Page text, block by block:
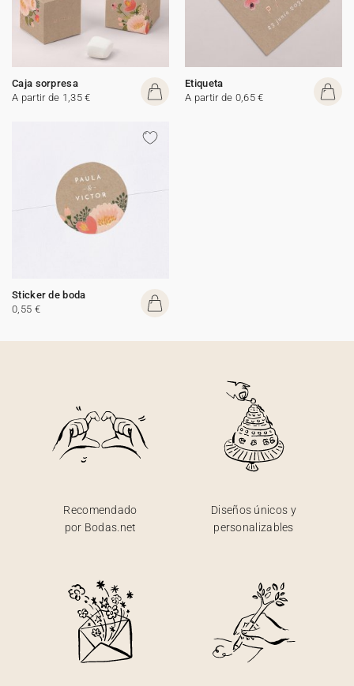
Caja sorpresa
A partir de 1,35 €
Etiqueta
A partir de 0,65 €
Sticker de boda
0,55 €
Recomendado
por Bodas.net
Diseños únicos y
personalizables